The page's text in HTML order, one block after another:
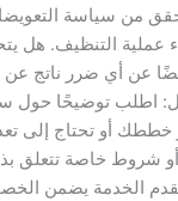
من سياسة
عملية التنظيف. هل
عن أي ضرر ناتج عن
اطلب توضيحًا حول
خططك أو تحتاج إلى
شروط خاصة تتعلق
الخدمة يضمن